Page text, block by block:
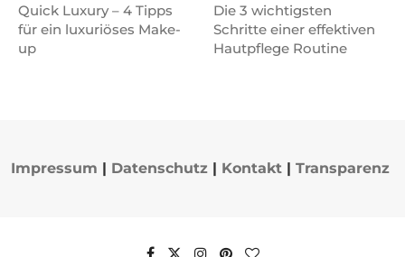
Quick Luxury – 4 Tipps
für ein luxuriöses Make-
up
Die 3 wichtigsten
Schritte einer effektiven
Hautpflege Routine
Impressum | Datenschutz | Kontakt | Transparenz